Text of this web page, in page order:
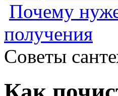
Почему
получения
Советы